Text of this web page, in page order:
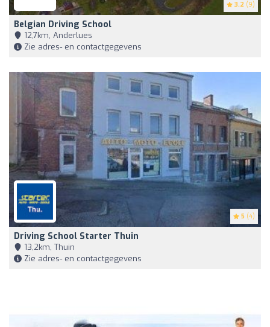
3.2 (9)
Belgian Driving School
12,7km, Anderlues
Zie adres- en contactgegevens
5 (4)
Driving School Starter Thuin
13,2km, Thuin
Zie adres- en contactgegevens